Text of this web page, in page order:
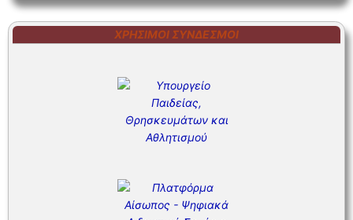
ΧΡΉΣΙΜΟΙ ΣΎΝΔΕΣΜΟΙ